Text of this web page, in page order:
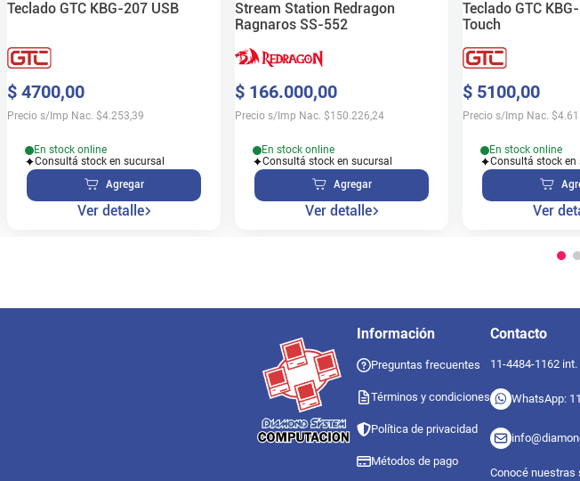
Teclado GTC KBG-207 USB
$ 4700,00
Precio s/Imp Nac. $4.253,39
En stock online
Consultá stock en sucursal
Agregar
Ver detalle
Stream Station Redragon
Ragnaros SS-552
$ 166.000,00
Precio s/Imp Nac. $150.226,24
En stock online
Consultá stock en sucursal
Agregar
Ver detalle
Teclado GTC
Touch
$ 5100,00
Precio s/Imp Nac. $
En stock online
Consultá stock en
Ver
Información
Preguntas frecuentes
Términos y condiciones
Política de privacidad
Métodos de pago
Contacto
11-4484-1162 int.
WhatsApp:
Conocé nuestras